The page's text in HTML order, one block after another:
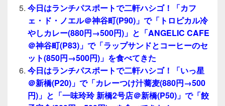
今日はランチパスポートで二軒ハシゴ！「カフ
ェ・ド・ノエル＠神谷町(P90)」で「トロピカル冷
やしカレー(880円→500円)」と「ANGELIC CAFE
＠神谷町(P83)」で「ラップサンドとコーヒーのセ
ット(850円→500円)」を食べてきた
今日はランチパスポートで二軒ハシゴ！「いっ星
＠新橋(P20)」で「カレーつけ汁蕎麦(880円→500
円)」と「一味玲玲 新橋2号店＠新橋(P50)」で「餃